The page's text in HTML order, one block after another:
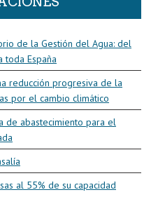
de la Gestión del Agua: del
toda España
reducción progresiva de la
por el cambio climático
de abastecimiento para el
al 55% de su capacidad